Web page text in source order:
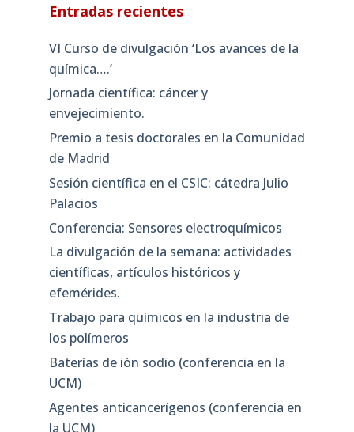
Entradas recientes
VI Curso de divulgación ‘Los avances de la
química….’
Jornada científica: cáncer y
envejecimiento.
Premio a tesis doctorales en la Comunidad
de Madrid
Sesión científica en el CSIC: cátedra Julio
Palacios
Conferencia: Sensores electroquímicos
La divulgación de la semana: actividades
científicas, artículos históricos y
efemérides.
Trabajo para químicos en la industria de
los polímeros
Baterías de ión sodio (conferencia en la
UCM)
Agentes anticancerígenos (conferencia en
la UCM)